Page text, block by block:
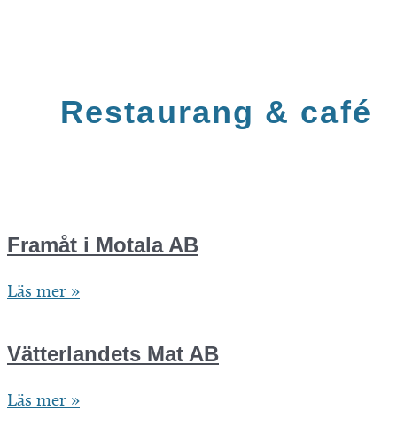
Restaurang & café
Framåt i Motala AB
Framåt
Motala
Läs mer »
Vätterlandets Mat AB
Vätterlandets
Läs mer »